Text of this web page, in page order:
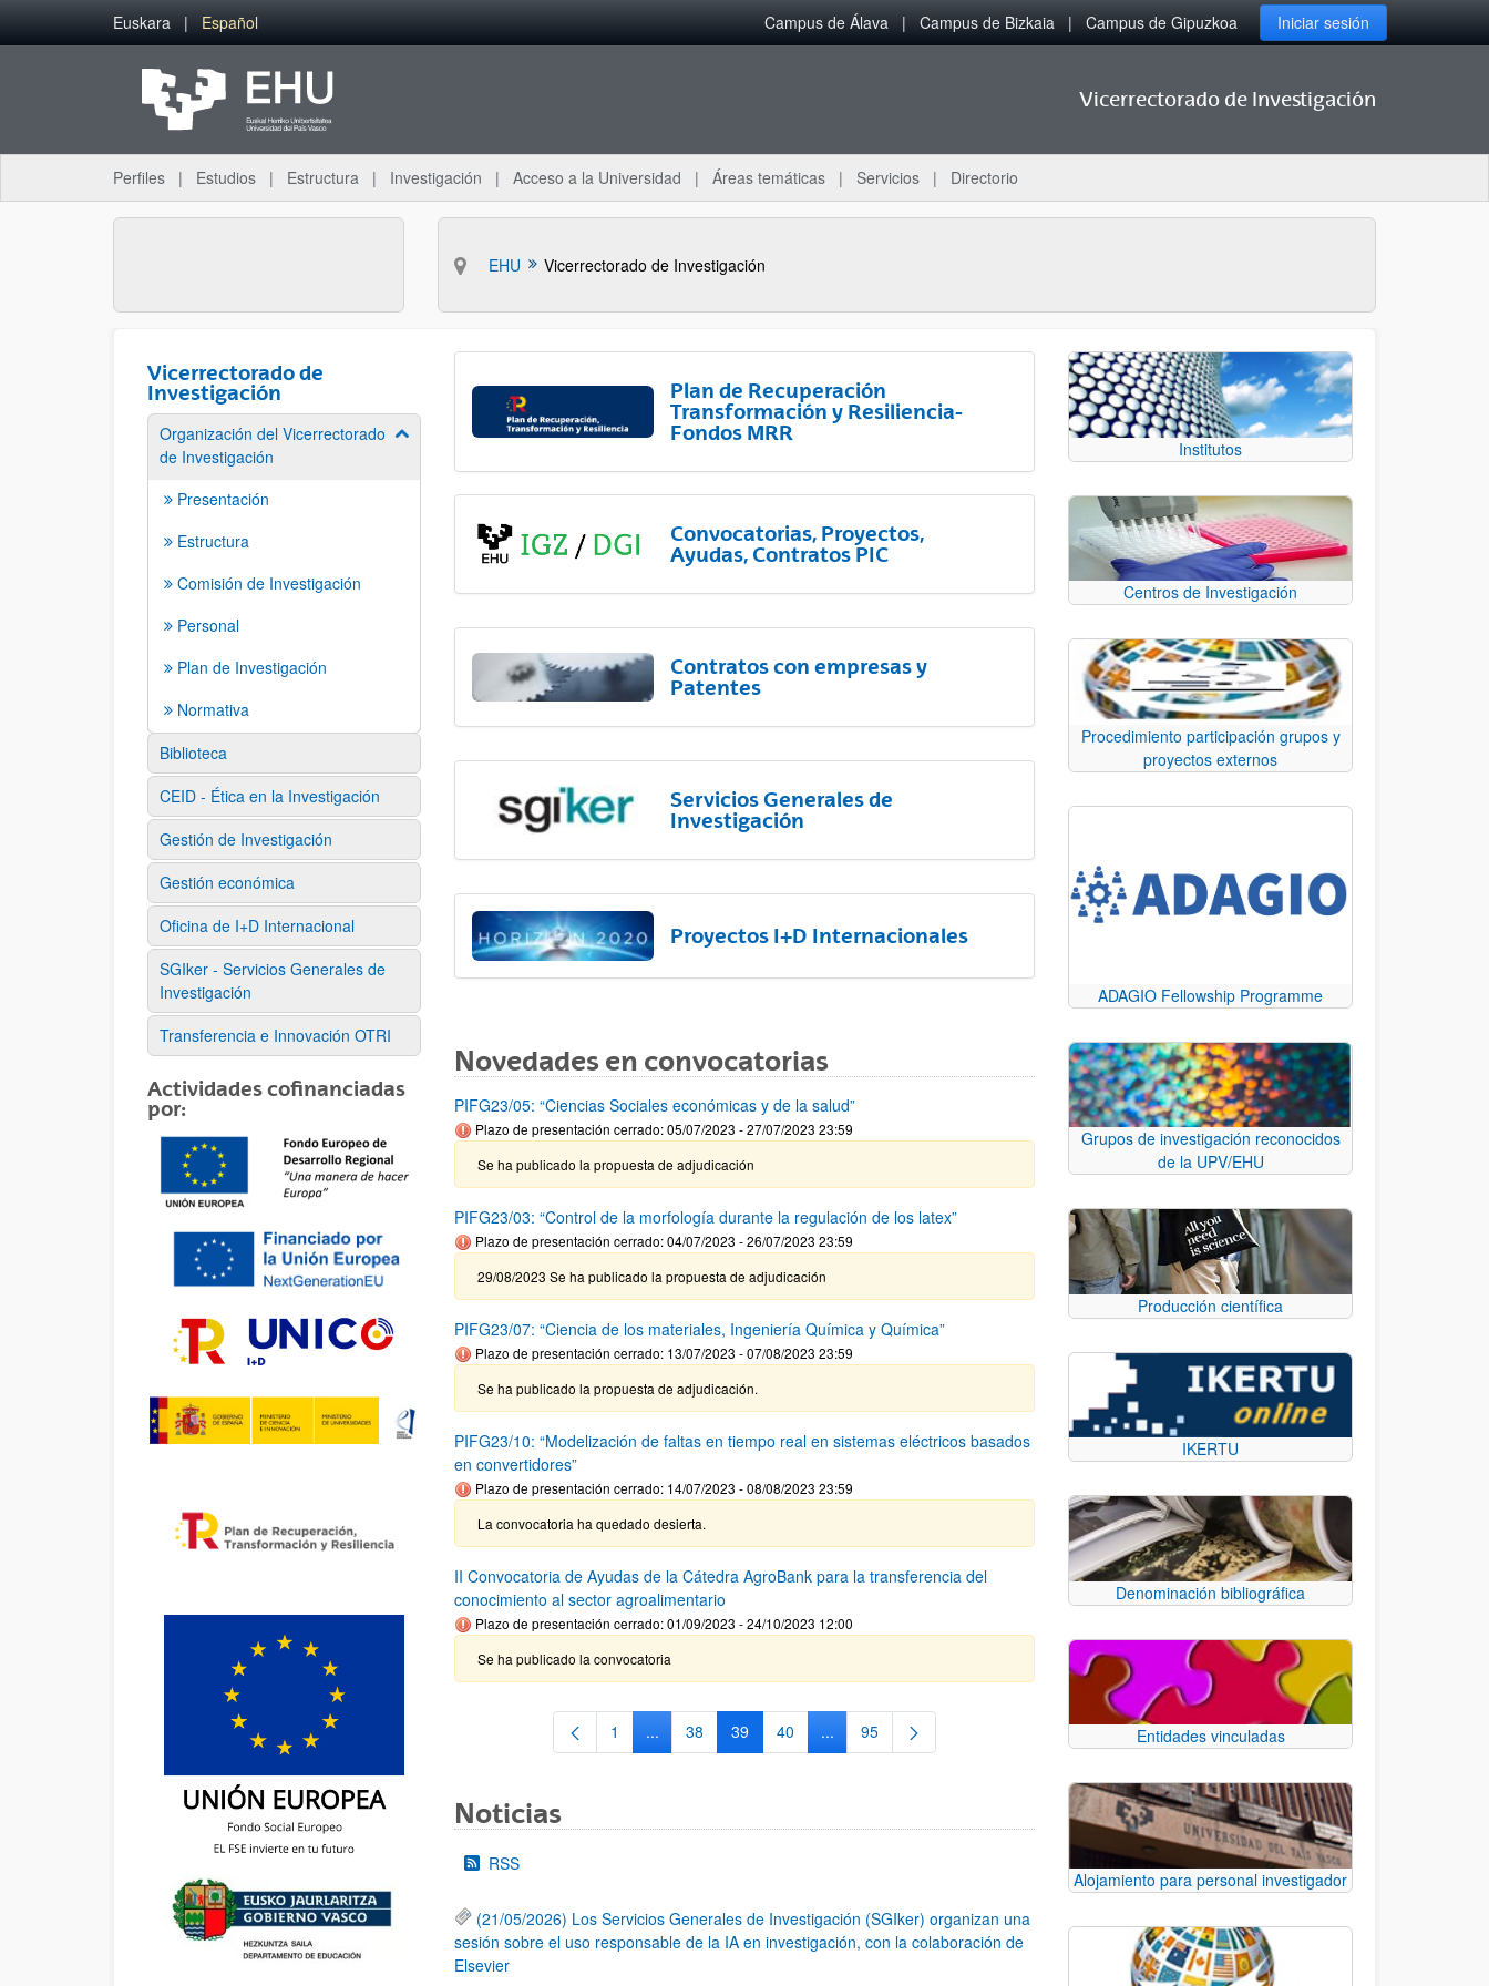
Saltar al contenido principal
Euskara Español Campus de Álava Campus de Bizkaia Campus de Gipuzkoa Iniciar sesión
Vicerrectorado de Investigación
Perfiles Estudios Estructura Investigación Acceso a la Universidad Áreas temáticas Servicios Directorio
EHU Vicerrectorado de Investigación
Vicerrectorado de
Investigación
Organización del Vicerrectorado
de Investigación
Mostrar/ocultar subpáginas
Presentación
Estructura
Comisión de Investigación
Personal
Plan de Investigación
Normativa
Biblioteca
CEID - Ética en la Investigación
Gestión de Investigación
Gestión económica
Oficina de I+D Internacional
SGIker - Servicios Generales de
Investigación
Transferencia e Innovación OTRI
Actividades cofinanciadas
por:
Plan de Recuperación
Transformación y Resiliencia-
Fondos MRR
Convocatorias, Proyectos,
Ayudas, Contratos PIC
Contratos con empresas y
Patentes
Servicios Generales de
Investigación
Proyectos I+D Internacionales
Novedades en convocatorias
PIFG23/05: “Ciencias Sociales económicas y de la salud”
Plazo de presentación cerrado: 05/07/2023 - 27/07/2023 23:59
Se ha publicado la propuesta de adjudicación
PIFG23/03: “Control de la morfología durante la regulación de los latex”
Plazo de presentación cerrado: 04/07/2023 - 26/07/2023 23:59
29/08/2023 Se ha publicado la propuesta de adjudicación
PIFG23/07: “Ciencia de los materiales, Ingeniería Química y Química”
Plazo de presentación cerrado: 13/07/2023 - 07/08/2023 23:59
Se ha publicado la propuesta de adjudicación.
PIFG23/10: “Modelización de faltas en tiempo real en sistemas eléctricos basados
en convertidores”
Plazo de presentación cerrado: 14/07/2023 - 08/08/2023 23:59
La convocatoria ha quedado desierta.
II Convocatoria de Ayudas de la Cátedra AgroBank para la transferencia del
conocimiento al sector agroalimentario
Plazo de presentación cerrado: 01/09/2023 - 24/10/2023 12:00
Se ha publicado la convocatoria
Página
1 ...Páginas intermedias Use TAB para desplazarse.
Página
38 Página
39 Página
40 ...Páginas intermedias Use TAB para desplazarse.
Página
95
Noticias
RSS
(21/05/2026) Los Servicios Generales de Investigación (SGIker) organizan una
sesión sobre el uso responsable de la IA en investigación, con la colaboración de
Elsevier
Institutos
Centros de Investigación
Procedimiento participación grupos y
proyectos externos
ADAGIO Fellowship Programme
Grupos de investigación reconocidos
de la UPV/EHU
Producción científica
IKERTU
Denominación bibliográfica
Entidades vinculadas
Alojamiento para personal investigador